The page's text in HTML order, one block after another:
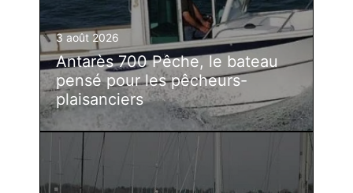
3 août 2026
Antarès 700 Pêche, le bateau
pensé pour les pêcheurs-
plaisanciers